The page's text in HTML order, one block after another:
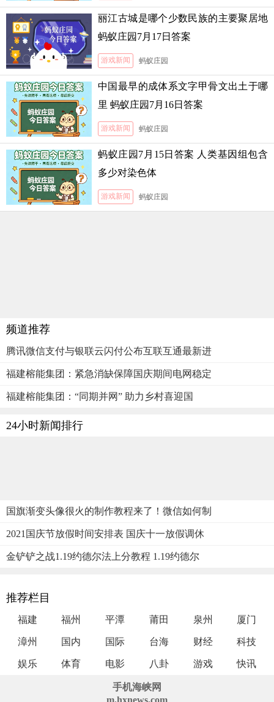
丽江古城是哪个少数民族的主要聚居地
蚂蚁庄园7月17日答案
游戏新闻 蚂蚁庄园
中国最早的成体系文字甲骨文出土于哪
里 蚂蚁庄园7月16日答案
游戏新闻 蚂蚁庄园
蚂蚁庄园7月15日答案 人类基因组包含
多少对染色体
游戏新闻 蚂蚁庄园
频道推荐
腾讯微信支付与银联云闪付公布互联互通最新进
福建榕能集团：紧急消缺保障国庆期间电网稳定
福建榕能集团：“同期并网” 助力乡村喜迎国
24小时新闻排行
国旗渐变头像很火的制作教程来了！微信如何制
2021国庆节放假时间安排表 国庆十一放假调休
金铲铲之战1.19约德尔法上分教程 1.19约德尔
推荐栏目
福建 福州 平潭 莆田 泉州 厦门
漳州 国内 国际 台海 财经 科技
娱乐 体育 电影 八卦 游戏 快讯
手机海峡网
m.hxnews.com